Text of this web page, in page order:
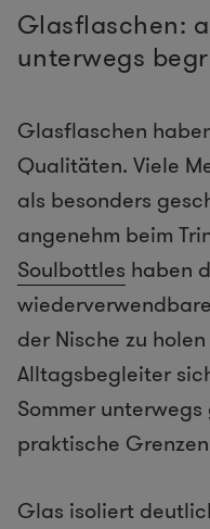
Glasflaschen:
unterwegs
Glasflaschen
Qualitäten. Viele
als besonders
angenehm beim
Soulbottles haben
der Nische zu
Alltagsbegleiter
Sommer
praktische
Glas isoliert